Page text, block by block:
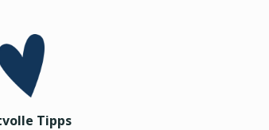
Tipps